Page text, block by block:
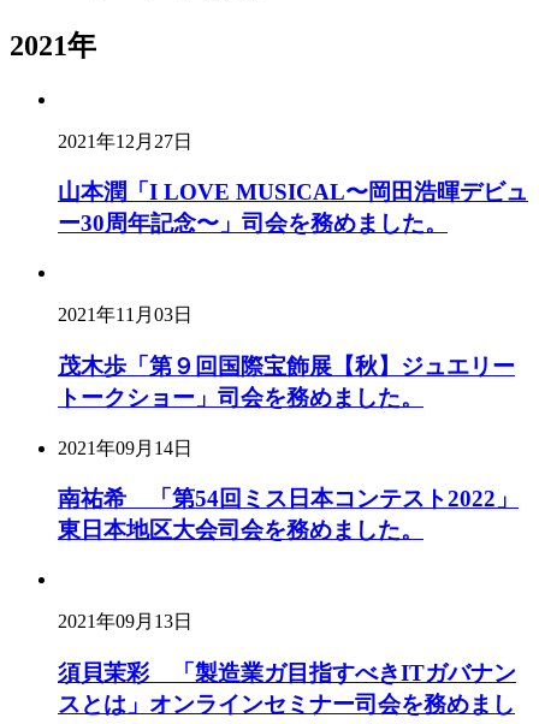
2021年
2021年12月27日
山本潤「I LOVE MUSICAL〜岡田浩暉デビュ
ー30周年記念〜」司会を務めました。
2021年11月03日
茂木歩「第９回国際宝飾展【秋】ジュエリー
トークショー」司会を務めました。
2021年09月14日
南祐希 「第54回ミス日本コンテスト2022」
東日本地区大会司会を務めました。
2021年09月13日
須貝茉彩 「製造業ガ目指すべきITガバナン
スとは」オンラインセミナー司会を務めまし